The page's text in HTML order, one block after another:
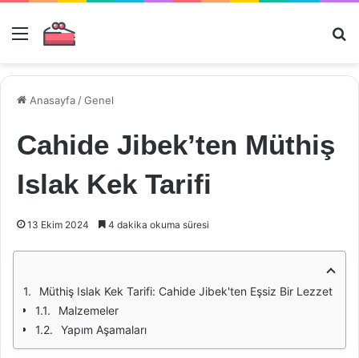
Menü
Anasayfa /Genel
Cahide Jibek’ten Müthiş
Islak Kek Tarifi
13 Ekim 2024 4 dakika okuma süresi
Müthiş Islak Kek Tarifi: Cahide Jibek'ten Eşsiz Bir Lezzet
Malzemeler
Yapım Aşamaları